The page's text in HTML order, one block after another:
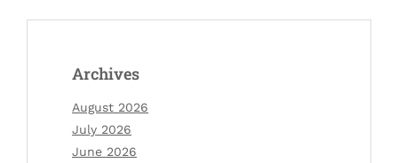
Archives
August 2026
July 2026
June 2026